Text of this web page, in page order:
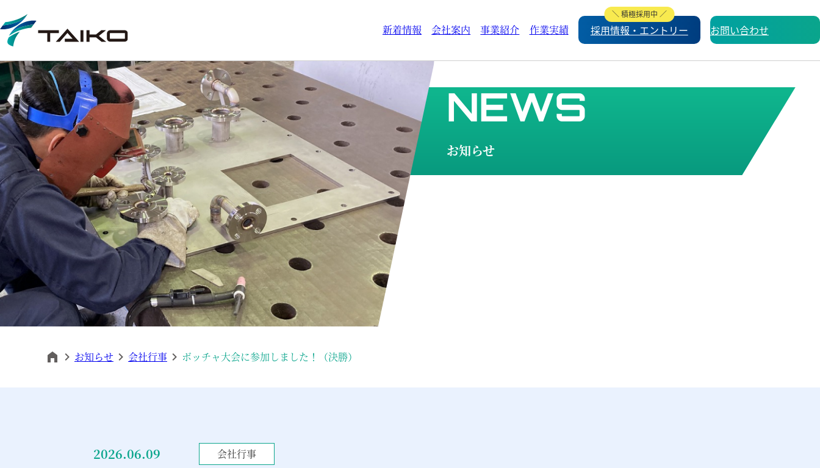
新着情報 会社案内 事業紹介 作業実績 採用情報・エントリー お問い合わせ
NEWS
お知らせ
お知らせ 会社行事 ボッチャ大会に参加しました！（決勝）
2026.06.09 会社行事